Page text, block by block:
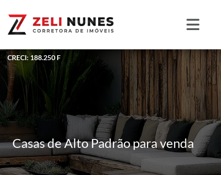
CRECI: 188.250 F
Casas de Alto Padrão para venda